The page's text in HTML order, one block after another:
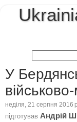
У
неділя, 21 серпня 2016 р.
підготував Андрій